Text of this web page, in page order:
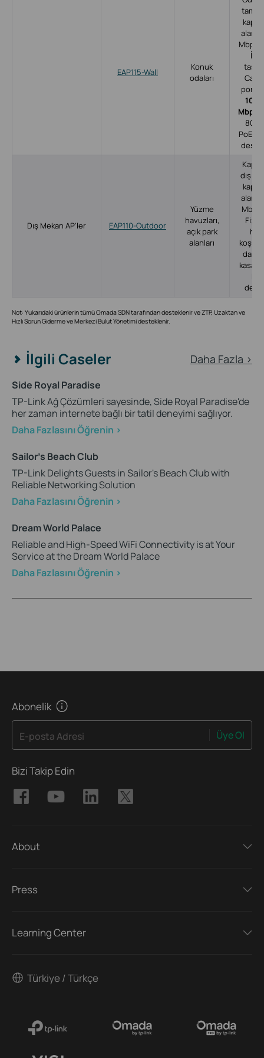
EAP115-Wall
Konuk
odaları
tam
alanı;
Mbps
10/
Mbps
PoE
Dış Mekan AP'ler EAP110-Outdoor
Yüzme
havuzları,
açık park
alanları
dış
alanı;
Mbps
Fi;
kasa;
Not: Yukarıdaki ürünlerin tümü Omada SDN tarafından desteklenir ve ZTP, Uzaktan ve
Hızlı Sorun Giderme ve Merkezi Bulut Yönetimi desteklenir.
Daha Fazla >
İlgili Caseler
Side Royal Paradise
TP-Link Ağ Çözümleri sayesinde, Side Royal Paradise'de
her zaman internete bağlı bir tatil deneyimi sağlıyor.
Daha Fazlasını Öğrenin >
Sailor's Beach Club
TP-Link Delights Guests in Sailor's Beach Club with
Reliable Networking Solution
Daha Fazlasını Öğrenin >
Dream World Palace
Reliable and High-Speed WiFi Connectivity is at Your
Service at the Dream World Palace
Daha Fazlasını Öğrenin >
Abonelik
E-posta Adresi Üye Ol
Bizi Takip Edin
About
Press
Learning Center
Türkiye / Türkçe